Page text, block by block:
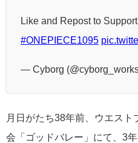
Like and Repost to
#ONEPIECE1095
— Cyborg
月日がたち38年前、ウエス
会「ゴッドバレー」にて、3